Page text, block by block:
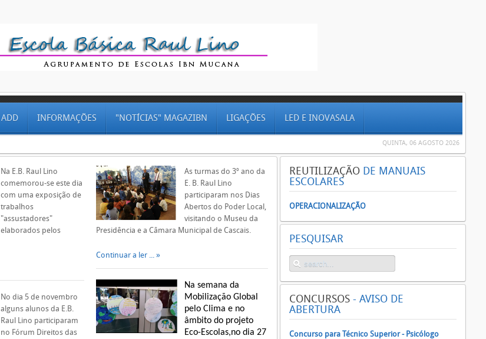
ADD INFORMAÇÕES "NOTÍCIAS" MAGAZIBN LIGAÇÕES LED E INOVASALA
QUINTA, 06 AGOSTO 2026
Na E.B. Raul Lino
comemorou-se este dia
com uma exposição de
trabalhos
"assustadores"
elaborados pelos
No dia 5 de novembro
alguns alunos da E.B.
Raul Lino participaram
no Fórum Direitos das
As turmas do 3º ano da
E. B. Raul Lino
participaram nos Dias
Abertos do Poder Local,
visitando o Museu da
Presidência e a Câmara Municipal de Cascais.
Continuar a ler ...
Na semana da
Mobilização Global
pelo Clima e no
âmbito do projeto
Eco-Escolas,no dia 27
REUTILIZAÇÃO DE MANUAIS
ESCOLARES
OPERACIONALIZAÇÃO
PESQUISAR
CONCURSOS - AVISO DE
ABERTURA
Concurso para Técnico Superior - Psicólogo